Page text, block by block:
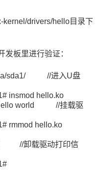
kernel/drivers/hello目录下
板里进行验证：
sda1/ //进入U盘
insmod hello.ko
Hello world //挂载驱
rmmod hello.ko
//卸载驱动打印信